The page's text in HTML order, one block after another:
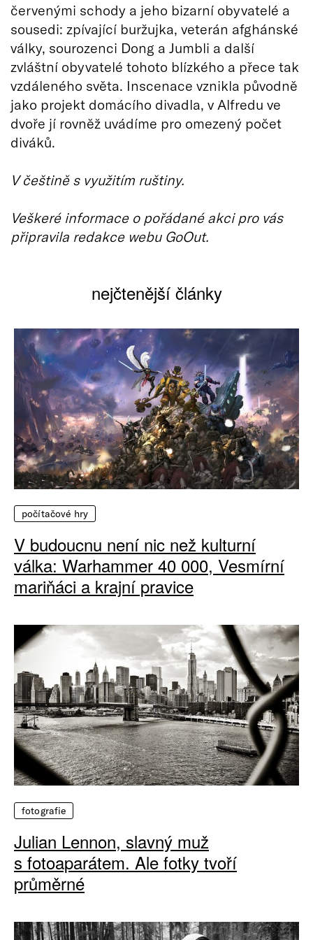
červenými schody a jeho bizarní obyvatelé a
sousedi: zpívající buržujka, veterán afghánské
války, sourozenci Dong a Jumbli a další
zvláštní obyvatelé tohoto blízkého a přece tak
vzdáleného světa. Inscenace vznikla původně
jako projekt domácího divadla, v Alfredu ve
dvoře jí rovněž uvádíme pro omezený počet
diváků.
V češtině s využitím ruštiny.
Veškeré informace o pořádané akci pro vás
připravila redakce webu GoOut.
nejčtenější články
počítačové hry
V budoucnu není nic než kulturní
válka: Warhammer 40 000, Vesmírní
mariňáci a krajní pravice
fotografie
Julian Lennon, slavný muž
s fotoaparátem. Ale fotky tvoří
průměrné